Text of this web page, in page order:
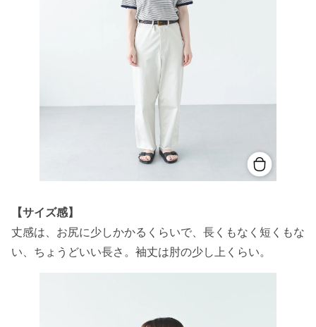
【サイズ感】
丈感は、お尻に少しかかるくらいで、 長くもなく短くもな
い、ちょうどいい長さ。袖丈は肘の少し上くらい。